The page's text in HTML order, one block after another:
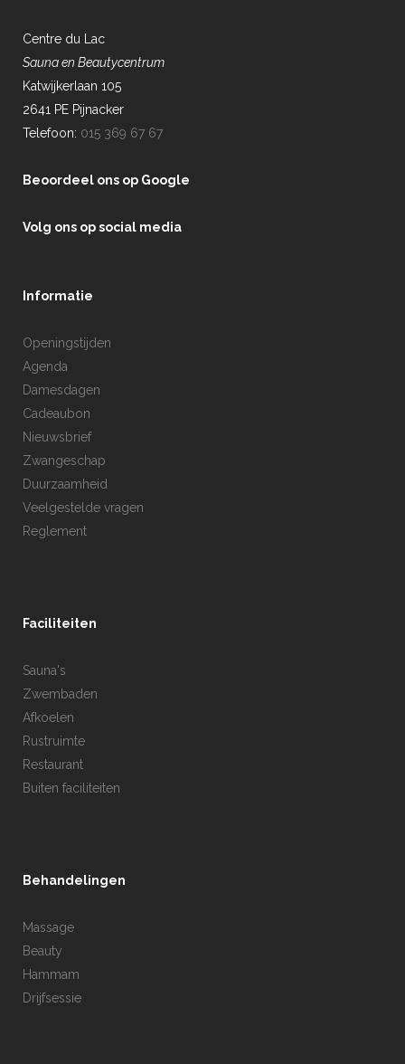
Centre du Lac
Sauna en Beautycentrum
Katwijkerlaan 105
2641 PE Pijnacker
Telefoon: 015 369 67 67
Beoordeel ons op Google
Volg ons op social media
Informatie
Openingstijden
Agenda
Damesdagen
Cadeaubon
Nieuwsbrief
Zwangeschap
Duurzaamheid
Veelgestelde vragen
Reglement
Faciliteiten
Sauna's
Zwembaden
Afkoelen
Rustruimte
Restaurant
Buiten faciliteiten
Behandelingen
Massage
Beauty
Hammam
Drijfsessie